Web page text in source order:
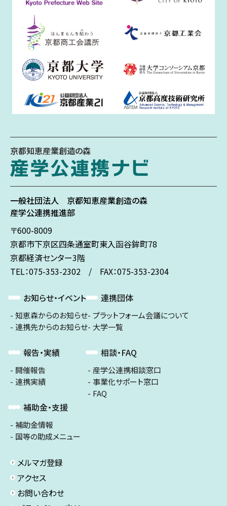
京都知恵産業創造の森
一般社団法人 京都知恵産業創造の森
産学公連携推進部
〒600-8009
京都市下京区四条通室町東入函谷鉾町78
京都経済センター3階
TEL：075-353-2302 / FAX：075-353-2304
お知らせ・イベント
知恵森からのお知らせ
連携先からのお知らせ
報告・実績
開催報告
連携実績
補助金・支援
補助金情報
国等の助成メニュー
連携団体
プラットフォーム会議について
大学一覧
相談・FAQ
産学公連携相談窓口
事業化サポート窓口
FAQ
メルマガ登録
アクセス
お問い合わせ